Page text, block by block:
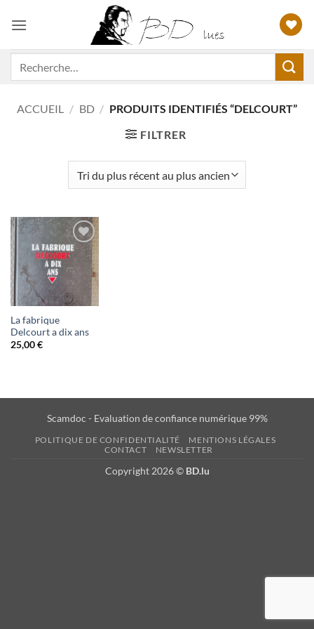
ACCUEIL / BD / PRODUITS IDENTIFIÉS “DELCOURT”
FILTRER
Ajouter
à ma
liste
La fabrique
Delcourt a dix ans
25,00€
Scamdoc - Evaluation de confiance numérique 99%
POLITIQUE DE CONFIDENTIALITÉ
MENTIONS LÉGALES
CONTACT
NEWSLETTER
Copyright 2026 © BD.lu